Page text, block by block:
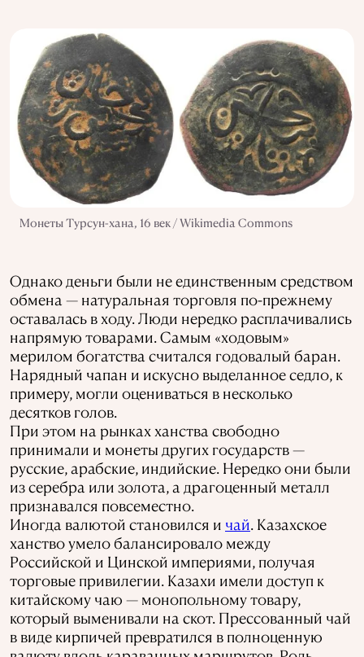
Монеты Турсун-хана, 16 век / Wikimedia Commons
Однако деньги были не единственным средством
обмена — натуральная торговля по-прежнему
оставалась в ходу. Люди нередко расплачивались
напрямую товарами. Самым «ходовым»
мерилом богатства считался годовалый баран.
Нарядный чапан и искусно выделанное седло, к
примеру, могли оцениваться в несколько
десятков голов.
При этом на рынках ханства свободно
принимали и монеты других государств —
русские, арабские, индийские. Нередко они были
из серебра или золота, а драгоценный металл
признавался повсеместно.
Иногда валютой становился и чай. Казахское
ханство умело балансировало между
Российской и Цинской империями, получая
торговые привилегии. Казахи имели доступ к
китайскому чаю — монопольному товару,
который выменивали на скот. Прессованный чай
в виде кирпичей превратился в полноценную